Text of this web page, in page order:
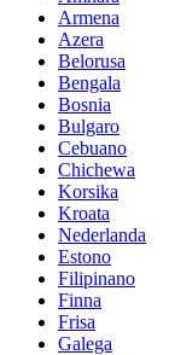
Armena
Azera
Belorusa
Bengala
Bosnia
Bulgaro
Cebuano
Chichewa
Korsika
Kroata
Nederlanda
Estono
Filipinano
Finna
Frisa
Galega